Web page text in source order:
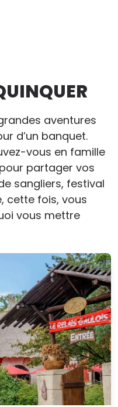
aventures
d’un banquet.
vous en famille
partager vos
sangliers, festival
cette fois, vous
vous mettre